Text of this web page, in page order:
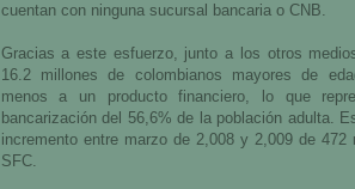
cuentan con ninguna sucursal bancaria o CNB.
Gracias a este esfuerzo, junto a los otros
16.2 millones de colombianos mayores de
menos a un producto financiero, lo que
bancarización del 56,6% de la población adulta.
incremento entre marzo de 2,008 y 2,009 de 472
SFC.